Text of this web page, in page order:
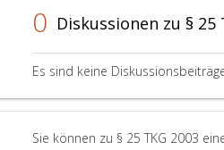
0 Diskussionen zu § 25
Es sind keine
Sie können zu § 25 TKG 2003